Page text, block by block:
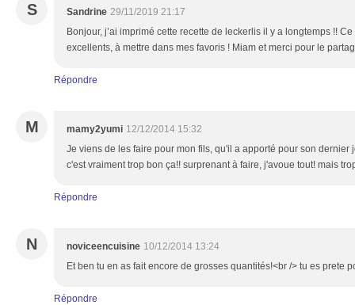
S Sandrine 29/11/2019 21:17
Bonjour, j’ai imprimé cette recette de leckerlis il y a longtemps !!
excellents, à mettre dans mes favoris ! Miam et merci pour le
Répondre
M mamy2yumi 12/12/2014 15:32
Je viens de les faire pour mon fils, qu'il a apporté pour son dernier
c'est vraiment trop bon ça!! surprenant à faire, j'avoue tout! mais
Répondre
N noviceencuisine 10/12/2014 13:24
Et ben tu en as fait encore de grosses quantités!<br /> tu es prete
Répondre